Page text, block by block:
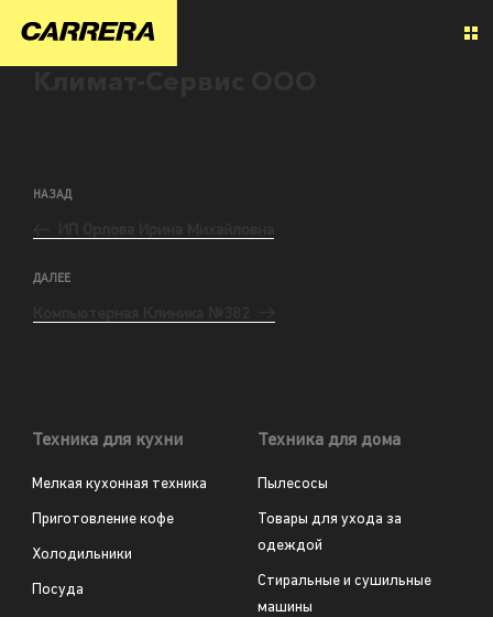
НАЗАД
ДАЛЕЕ
Техника для кухни
Мелкая кухонная техника
Приготовление кофе
Холодильники
Посуда
Техника для дома
Пылесосы
Товары для ухода за
одеждой
Стиральные и сушильные
машины